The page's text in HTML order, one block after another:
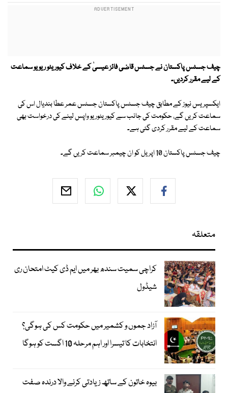
چیف جسٹس پاکستان نے جسٹس قاضی فائز عیسیٰ کے خلاف کیوریٹو ریویو سماعت
کے لیے مقرر کردیں۔
ایکسپریس نیوز کے مطابق چیف جسٹس پاکستان جسٹس عمر عطا بندیال اس کی
سماعت کریں گے، حکومت کی جانب سے کیوریٹوریو واپس لینے کی درخواست بھی
سماعت کے لیے مقرر کردی گئی ہے۔
چیف جسٹس پاکستان 10 اپریل کو ان چیمبر سماعت کریں گے۔
متعلقہ
کراچی سمیت سندھ بھر میں ایم ڈی کیٹ امتحان ری
شیڈول
آزاد جموں و کشمیر میں حکومت کس کی ہوگی؟
انتخابات کا تیسرا اور اہم مرحلہ 10 اگست کو ہوگا
بیوہ خاتون کے ساتھ زیادتی کرنے والا درندہ صفت